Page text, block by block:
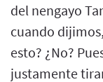
del nengayo
cuando
esto? ¿No?
justamente